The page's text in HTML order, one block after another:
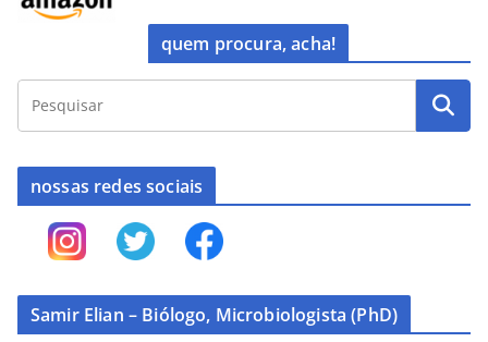
quem procura, acha!
nossas redes sociais
Samir Elian – Biólogo, Microbiologista (PhD)